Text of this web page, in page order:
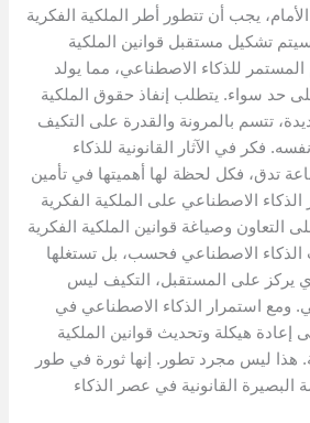
يجب أن تتطور أطر الملكية الفكرية
تشكيل مستقبل قوانين الملكية
للذكاء الاصطناعي، مما يولد
حد سواء. يتطلب إنفاذ حقوق الملكية
تتسم بالمرونة والقدرة على التكيف
فكر في الآثار القانونية للذكاء
تدق، فكل لحظة لها أهميتها في تأمين
الذكاء الاصطناعي على الملكية الفكرية
وصياغة قوانين الملكية الفكرية
الذكاء الاصطناعي فحسب، بل تستغلها
يركز على المستقبل، التكيف ليس
ومع استمرار الذكاء الاصطناعي في
إعادة هيكلة وتحديث قوانين الملكية
هذا ليس مجرد تطور. إنها ثورة في طور
البصيرة القانونية في عصر الذكاء